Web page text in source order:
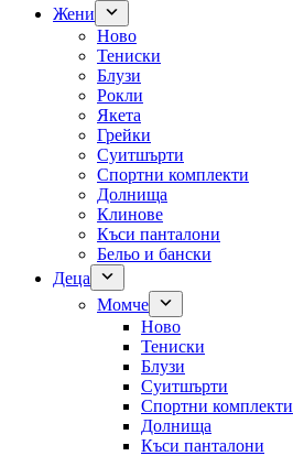
Жени
Ново
Тениски
Блузи
Рокли
Якета
Грейки
Суитшърти
Спортни комплекти
Долнища
Клинове
Къси панталони
Бельо и бански
Деца
Момче
Ново
Тениски
Блузи
Суитшърти
Спортни комплекти
Долнища
Къси панталони